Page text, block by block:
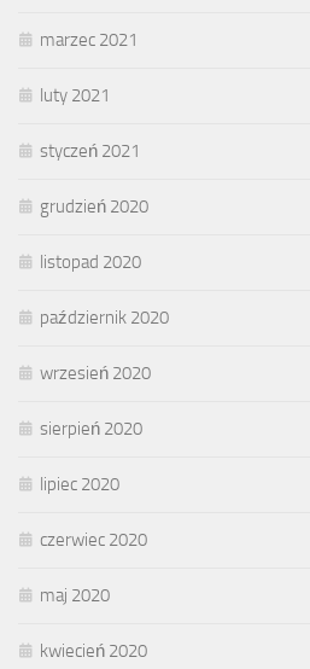
marzec 2021
luty 2021
styczeń 2021
grudzień 2020
listopad 2020
październik 2020
wrzesień 2020
sierpień 2020
lipiec 2020
czerwiec 2020
maj 2020
kwiecień 2020